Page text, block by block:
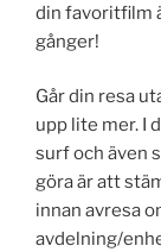
din favoritfilm
gånger!
Går din resa
upp lite mer. I
surf och även
göra är att
innan avresa
avdelning/